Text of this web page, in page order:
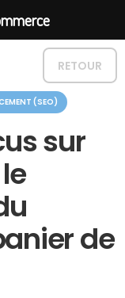
RETOUR
(SEO)
sur
de